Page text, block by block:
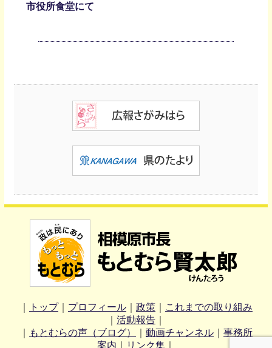
市役所食堂にて
トップ｜ プロフィール｜ 政策｜
これまでの取り組み
活動報告｜
もとむらの声（ブログ） 動画チャンネル｜ 事務所
案内
リンク集｜